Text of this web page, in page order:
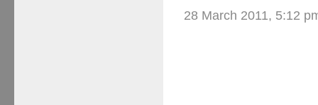
28 March 2011, 5:12